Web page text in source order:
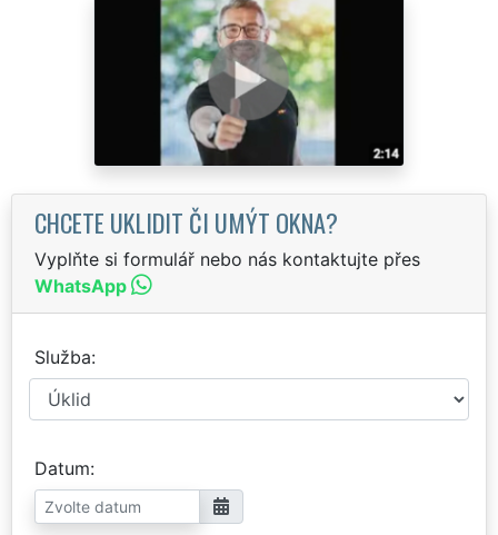
CHCETE UKLIDIT ČI UMÝT OKNA?
Vyplňte si formulář nebo nás kontaktujte přes
WhatsApp
Služba
Datum